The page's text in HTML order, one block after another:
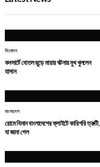
বিনোদন
কনসার্টে বোতল ছুড়ে মারার ঘটনায় মুখ খুললেন
হাসান
বাংলাদেশ
রোমে বিমান বাংলাদেশের ফ্লাইটে কারিগরি ত্রুটি,
যা জানা গেল